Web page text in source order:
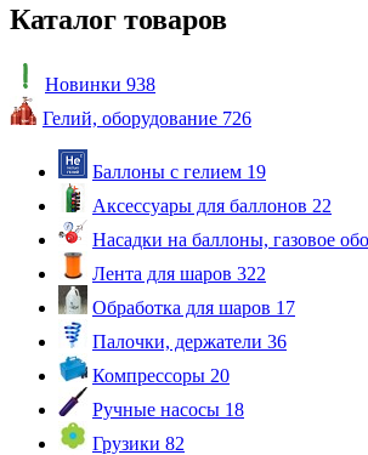
Каталог товаров
Новинки 938
Гелий, оборудование 726
Баллоны с гелием 19
Аксессуары для баллонов 22
Насадки на баллоны, газовое
Лента для шаров 322
Обработка для шаров 17
Палочки, держатели 36
Компрессоры 20
Ручные насосы 18
Грузики 82